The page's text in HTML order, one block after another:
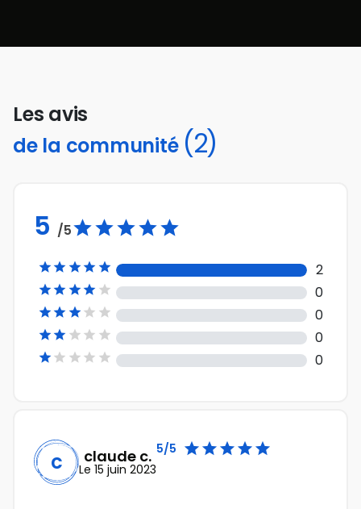
Les avis
de la communité (2)
c claude c.
Le 15 juin 2023
5/5 
5 /5
     2
     0
     0
     0
     0